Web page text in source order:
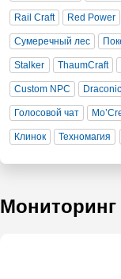
Rail Craft Red Power
Сумеречный лес
Stalker ThaumCraft
Custom NPC
Голосовой чат
Клинок Техномагия
Мониторинг